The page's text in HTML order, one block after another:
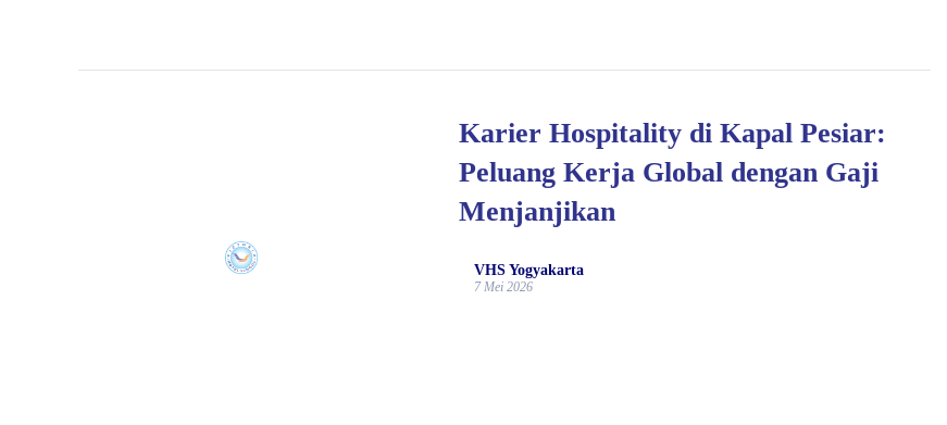
Karier Hospitality di Kapal Pesiar:
Peluang Kerja Global dengan Gaji
Menjanjikan
VHS Yogyakarta
7 Mei 2026